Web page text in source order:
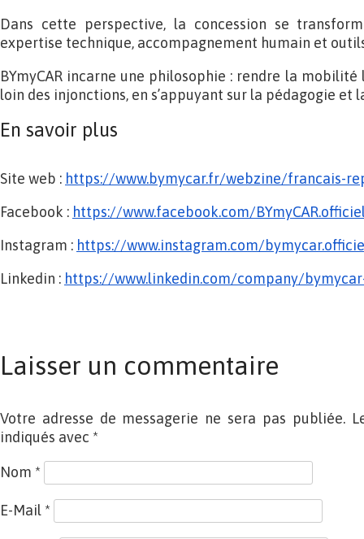
Dans cette perspective, la concession se
expertise technique, accompagnement humain et
BYmyCAR incarne une philosophie : rendre la
loin des injonctions, en s’appuyant sur la pédagogie et
En savoir plus
Site web : https://www.bymycar.fr/webzine/francais-
Facebook : https://www.facebook.com/
Instagram : https://www.instagram.com/
Linkedin : https://www.linkedin.com/company/
Laisser un commentaire
Votre adresse de messagerie ne sera pas publiée.
indiqués avec *
Nom *
E-Mail *